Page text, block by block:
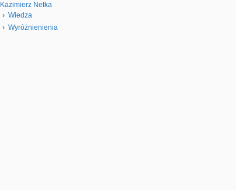
Kazimierz Netka
Wiedza
Wyróżnienienia